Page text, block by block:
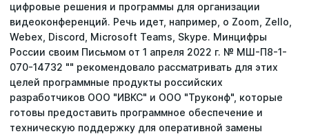
цифровые решения и программы для организации
видеоконференций. Речь идет, например, о Zoom, Zello,
Webex, Discord, Microsoft Teams, Skype. Минцифры
России своим Письмом от 1 апреля 2022 г. № МШ-П8-1-
070-14732 "" рекомендовало рассматривать для этих
целей программные продукты российских
разработчиков ООО "ИВКС" и ООО "Труконф", которые
готовы предоставить программное обеспечение и
техническую поддержку для оперативной замены